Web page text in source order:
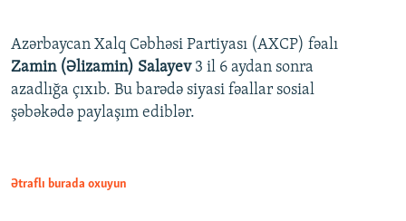
Azərbaycan Xalq Cəbhəsi Partiyası (AXCP) fəalı
Zamin (Əlizamin) Salayev 3 il 6 aydan sonra
azadlığa çıxıb. Bu barədə siyasi fəallar sosial
şəbəkədə paylaşım ediblər.
Ətraflı burada oxuyun